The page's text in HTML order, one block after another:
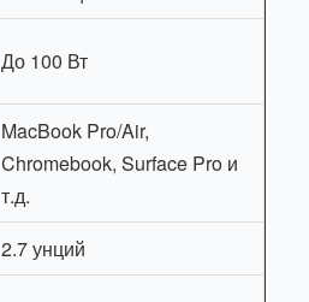
До 100 Вт
MacBook Pro/Air,
Chromebook, Surface Pro и
т.д.
2.7 унций